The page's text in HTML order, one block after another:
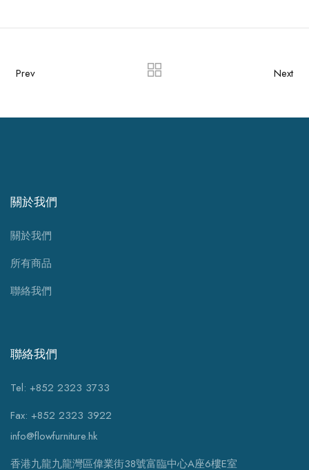
Prev Next
關於我們
關於我們
所有商品
聯絡我們
聯絡我們
Tel: +852 2323 3733
Fax: +852 2323 3922
info@flowfurniture.hk
香港九龍九龍灣區偉業街38號富臨中心A座6樓E室